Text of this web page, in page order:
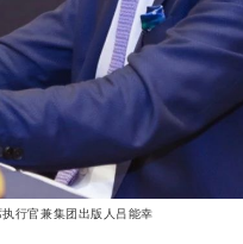
行官兼集团出版人吕能幸